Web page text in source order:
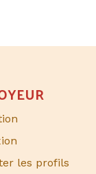
les profils